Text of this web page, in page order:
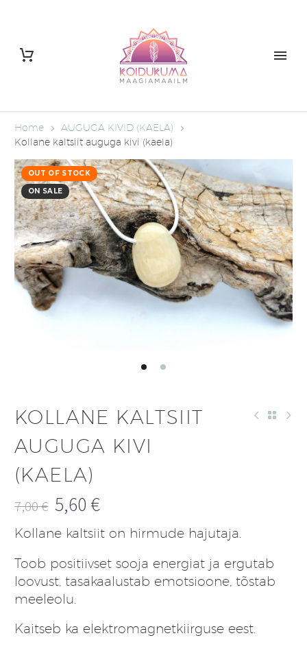
Home
AUGUGA KIVID (KAELA)
Kollane kaltsiit auguga kivi (kaela)
OUT OF STOCK
ON SALE
KOLLANE KALTSIIT
AUGUGA KIVI
(KAELA)
7,00€
Algne
hind
oli:
7,00 €.
5,60 €
Praegune
hind
on:
5,60 €.
Kollane kaltsiit on hirmude hajutaja.
Toob positiivset sooja energiat ja ergutab
loovust, tasakaalustab emotsioone, tõstab
meeleolu.
Kaitseb ka elektromagnetkiirguse eest.